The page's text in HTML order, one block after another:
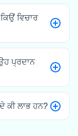
ਵਿਚਾਰ
ਪ੍ਰਦਾਨ
ਕੀ ਲਾਭ ਹਨ?